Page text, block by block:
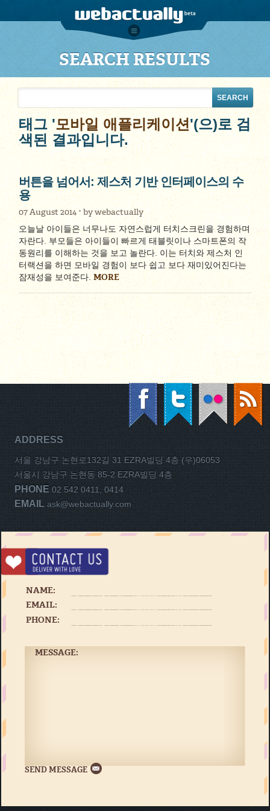
SEARCH RESULTS
태그 '모바일 애플리케이션'(으)로 검
색된 결과입니다.
버튼을 넘어서: 제스처 기반 인터페이스의 수
용
07 August 2014 bywebactually
오늘날 아이들은 너무나도 자연스럽게 터치스크린을 경험하며
자란다. 부모들은 아이들이 빠르게 태블릿이나 스마트폰의 작
동원리를 이해하는 것을 보고 놀란다. 이는 터치와 제스처 인
터랙션을 하면 모바일 경험이 보다 쉽고 보다 재미있어진다는
잠재성을 보여준다.MORE
ADDRESS
서울 강남구 논현로132길 31 EZRA빌딩 4층 (우)06053
서울시 강남구 논현동 85-2 EZRA빌딩 4층
PHONE 02 542 0411, 0414
EMAIL ask@webactually.com
NAME:
EMAIL:
PHONE:
MESSAGE: